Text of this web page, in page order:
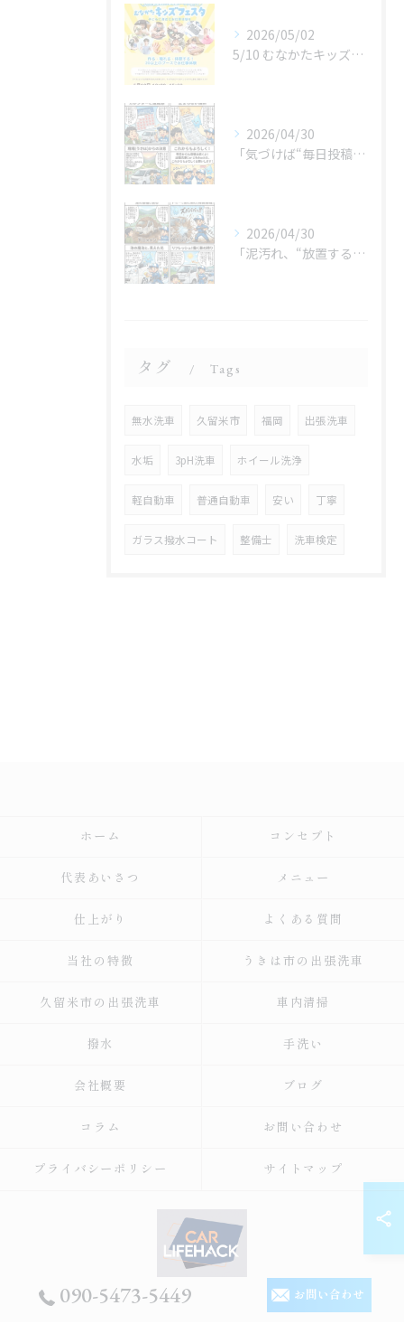
2026/05/02
5/10 むなかたキッズフェスタ 子どものお仕事体験
2026/04/30
「気づけば“毎日投稿”やってました😂」
2026/04/30
「泥汚れ、“放置すると最強クラス”です😇」
タグ Tags
無水洗車 久留米市 福岡 出張洗車
水垢 3pH洗車 ホイール洗浄
軽自動車 普通自動車 安い 丁寧
ガラス撥水コート 整備士 洗車検定
090-5473-5449 お問い合わせ
ホーム コンセプト
代表あいさつ メニュー
仕上がり よくある質問
当社の特徴 うきは市の出張洗車
久留米市の出張洗車 車内清掃
撥水 手洗い
会社概要 ブログ
コラム お問い合わせ
プライバシーポリシー サイトマップ
© 2026 福岡の出張洗車ならCar Lifehack ALL RIGHTS RESERVED.